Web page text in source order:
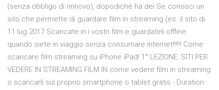
(senza obbligo di rinnovo), dopodiché ha dei Se conosci un
sito che permette di guardare film in streaming (es. il sito di
11 lug 2017 Scaricate in i vostri film e guardateli offline
quando siete in viaggio senza consumare internet!!!!!! Come
scaricare film streaming su iPhone iPad! 1° LEZIONE: SITI PER
VEDERE IN STREAMING FILM IN come vedere film in streaming
o scaricarli sul proprio smartphone o tablet gratis - Duration: